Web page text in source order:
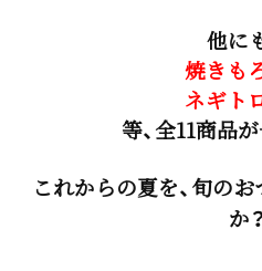
他に
焼きも
ネギト
等、全11商品
これからの夏を、旬の
か